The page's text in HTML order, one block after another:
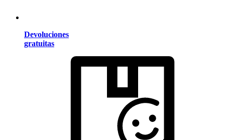
Devoluciones
gratuitas